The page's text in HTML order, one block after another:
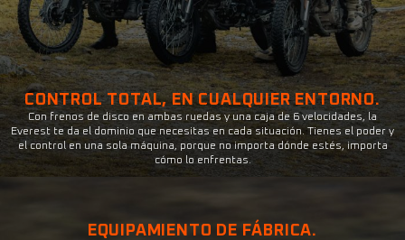
CONTROL TOTAL, EN CUALQUIER ENTORNO.
Con frenos de disco en ambas ruedas y una caja de 6 velocidades, la
Everest te da el dominio que necesitas en cada situación. Tienes el poder y
el control en una sola máquina, porque no importa dónde estés, importa
cómo lo enfrentas.
EQUIPAMIENTO DE FÁBRICA.